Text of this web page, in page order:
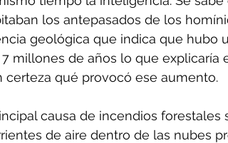
los antepasados de los
geológica que indica que hubo
millones de años lo que explicaría
qué provocó ese aumento.
causa de incendios forestales
de aire dentro de las nubes